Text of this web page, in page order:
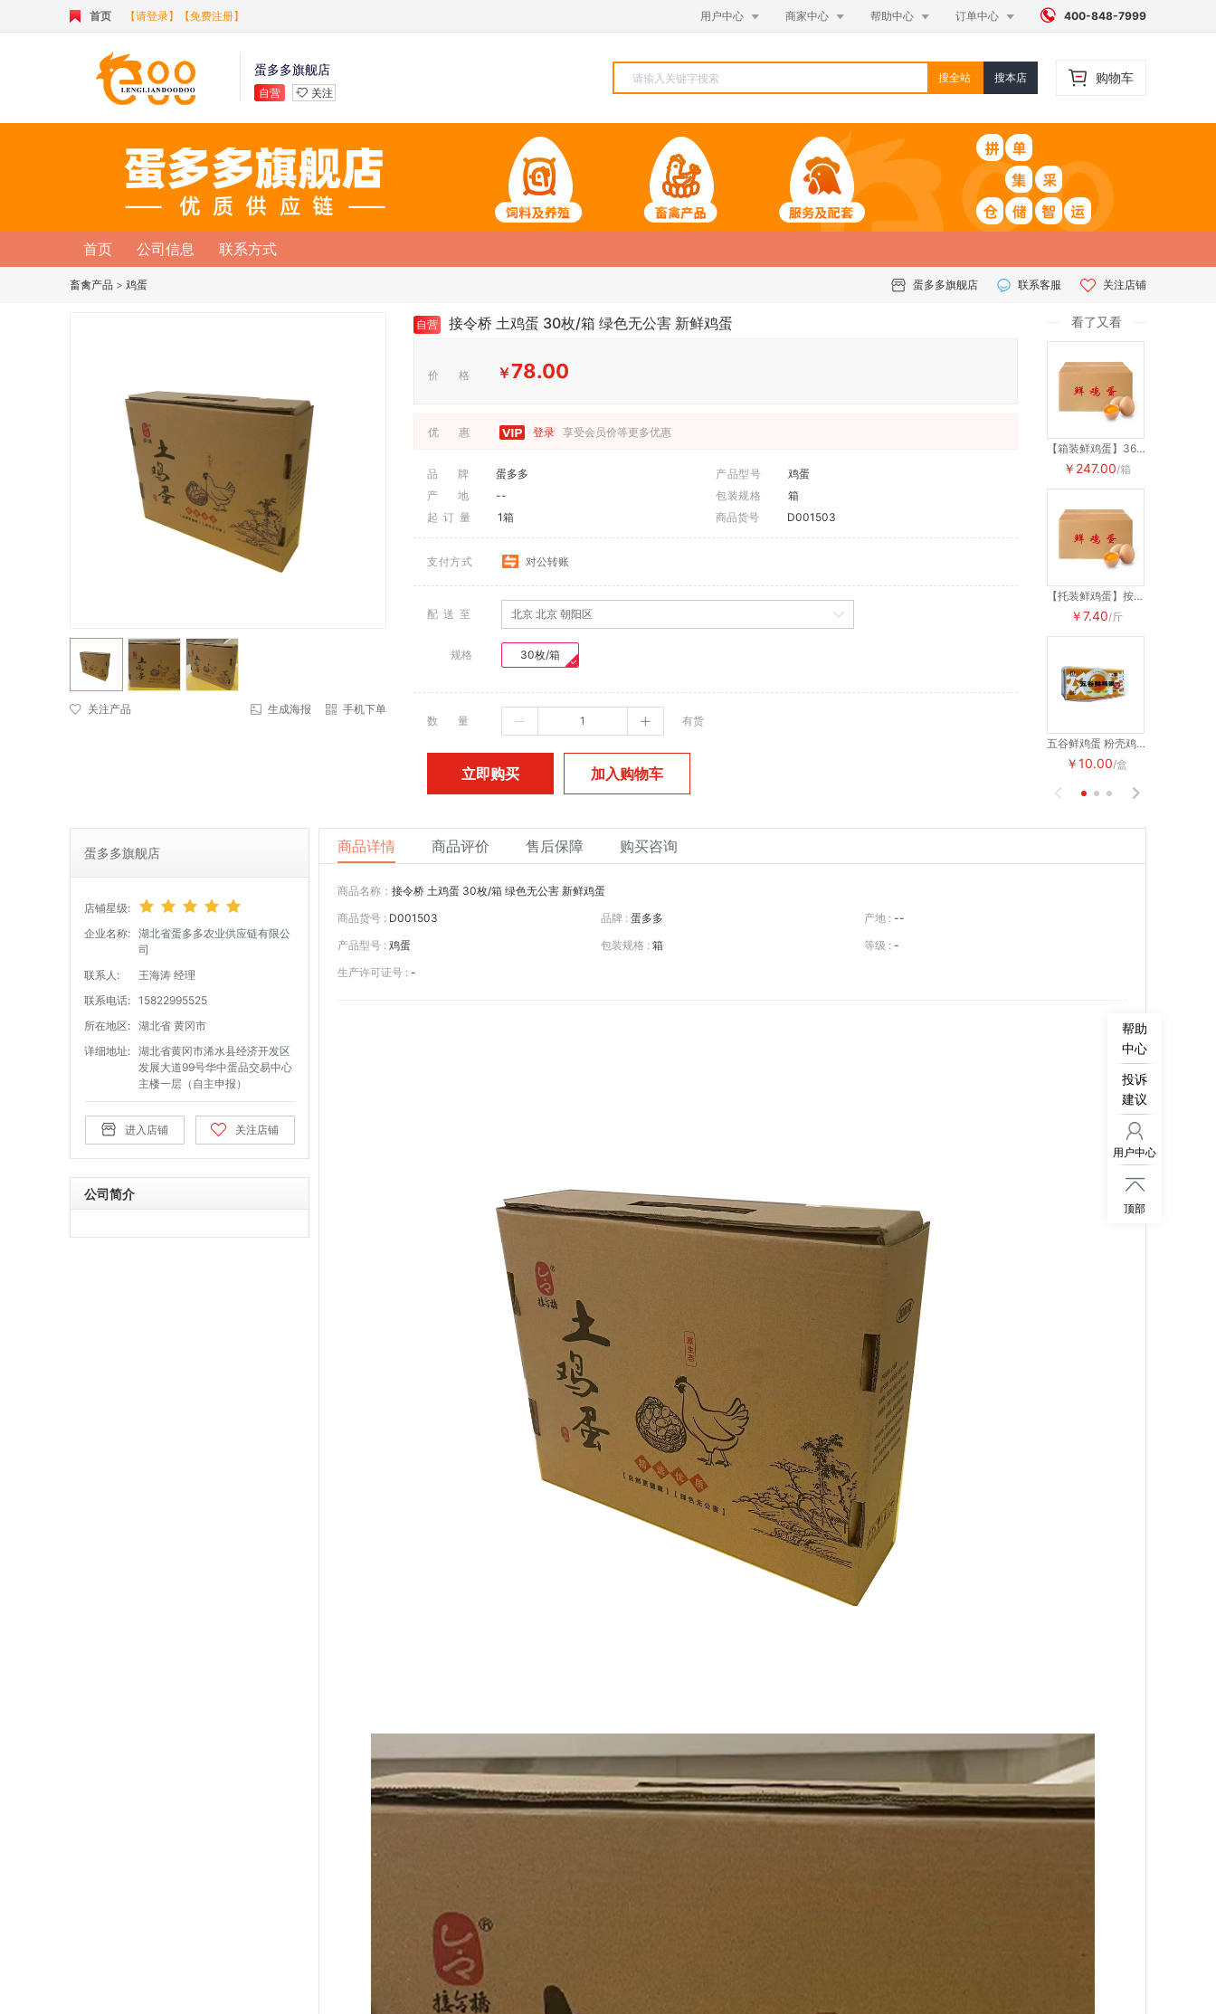
首页 【请登录】 【免费注册】 用户中心  商家中心  帮助中心  订单中心   400-848-7999
蛋多多旗舰店
自营 关注
搜全站 搜本店 购物车
首页 公司信息 联系方式
畜禽产品 > 鸡蛋 蛋多多旗舰店 联系客服 关注店铺
关注产品 生成海报 手机下单
自营 接令桥 土鸡蛋 30枚/箱 绿色无公害 新鲜鸡蛋
价 格 ￥78.00
优 惠 登录 享受会员价等更多优惠
品 牌 蛋多多 产品型号
鸡蛋
产 地
-- 包装规格
箱
起 订 量
1箱 商品货号 D001503
支付方式 对公转账
配 送 至 北京 北京 朝阳区
规格 30枚/箱
数 量 有货
立即购买 加入购物车
看了又看
【箱装鲜鸡蛋】360枚装 粉壳褐壳鸡蛋 整箱出售 30斤-47斤装
￥247.00/箱
【托装鲜鸡蛋】按斤出售 粉壳褐壳鸡蛋
￥7.40/斤
五谷鲜鸡蛋 粉壳鸡蛋 10枚/盒
￥10.00/盒

蛋多多旗舰店
店铺星级:
企业名称: 湖北省蛋多多农业供应链有限公
司
联系人:
王海涛 经理
联系电话: 15822995525
所在地区: 湖北省 黄冈市
详细地址: 湖北省黄冈市浠水县经济开发区
发展大道99号华中蛋品交易中心
主楼一层（自主申报）
进入店铺 关注店铺
公司简介
商品详情 商品评价 售后保障 购买咨询
商品名称： 接令桥 土鸡蛋 30枚/箱 绿色无公害 新鲜鸡蛋
商品货号 : D001503 品牌 : 蛋多多 产地 : --
产品型号 : 鸡蛋 包装规格 : 箱 等级 : -
生产许可证号 : -
帮助
中心
投诉
建议
用户中心

顶部